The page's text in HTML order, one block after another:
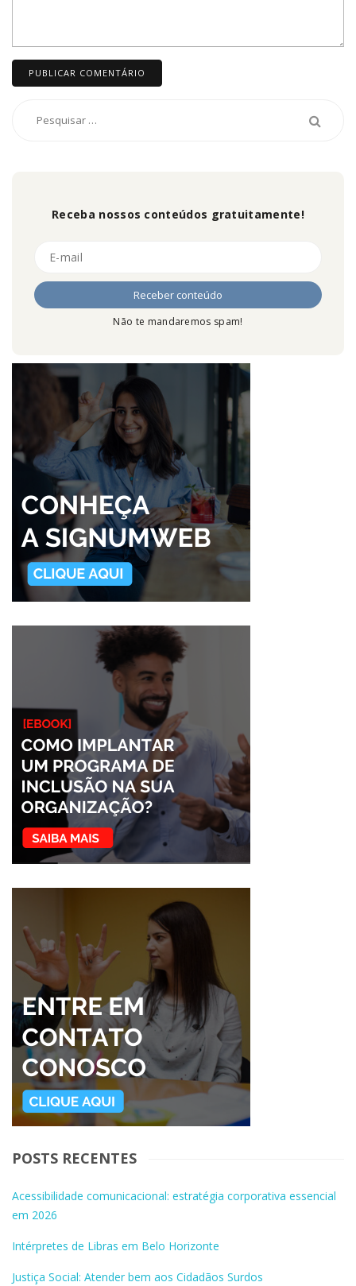
Receba nossos conteúdos gratuitamente!
Não te mandaremos spam!
POSTS RECENTES
Acessibilidade comunicacional: estratégia corporativa essencial
em 2026
Intérpretes de Libras em Belo Horizonte
Justiça Social: Atender bem aos Cidadãos Surdos